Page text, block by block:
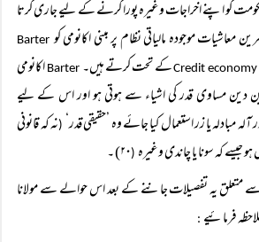
کو اپنے اخراجات وغیرہ پورا کرنے کے لیے جاری کرتا
موجودہ مالیاتی نظام پر مبنی اکانومی کوBarter
کے تحت کرتے ہیں۔ Barter
اکانومی
دین مساوی قدر کی اشیاء سے ہوتی ہو اور اس کے لیے
یا زر استعمال کیا جائے وہ ’حقیقی قدر‘ (نہ کہ قانونی
ہو جیسے کہ سونا یا چاندی وغیرہ (۲۰) ۔
متعلق یہ تفصیلات جاننے کے بعد اس حوالے سے مولانا
فرمائیے :